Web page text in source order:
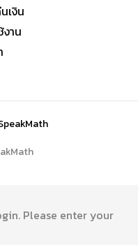
เงิน
งาน
Please enter your